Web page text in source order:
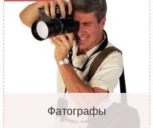
Фатографы